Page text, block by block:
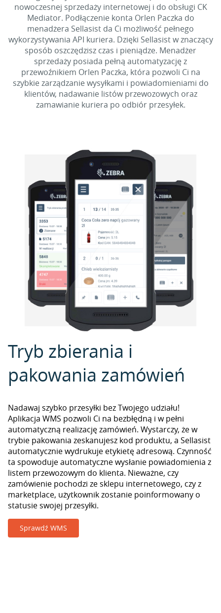
nowoczesnej sprzedaży internetowej i do obsługi CK
Mediator. Podłączenie konta Orlen Paczka do
menadżera Sellasist da Ci możliwość pełnego
wykorzystywania API kuriera. Dzięki Sellasist w znaczący
sposób oszczędzisz czas i pieniądze. Menadżer
sprzedaży posiada pełną automatyzację z
przewoźnikiem Orlen Paczka, która pozwoli Ci na
szybkie zarządzanie wysyłkami i powiadomieniami do
klientów, nadawanie listów przewozowych oraz
zamawianie kuriera po odbiór przesyłek.
Tryb zbierania i
pakowania zamówień
Nadawaj szybko przesyłki bez Twojego udziału!
Aplikacja WMS pozwoli Ci na bezbłędną i w pełni
automatyczną realizację zamówień. Wystarczy, że w
trybie pakowania zeskanujesz kod produktu, a Sellasist
automatycznie wydrukuje etykietę adresową. Czynność
ta spowoduje automatyczne wysłanie powiadomienia z
listem przewozowym do klienta. Nieważne, czy
zamówienie pochodzi ze sklepu internetowego, czy z
marketplace, użytkownik zostanie poinformowany o
statusie swojej przesyłki.
Sprawdź WMS